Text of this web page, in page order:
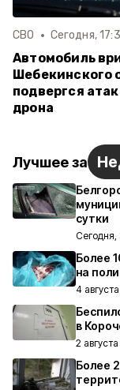
СВО Сегодня,
Автомобиль
Шебекинского
подвергся
дрона
Лучшее за
сутки
Сегодня,
Более
на
4
в
2 августа
Более